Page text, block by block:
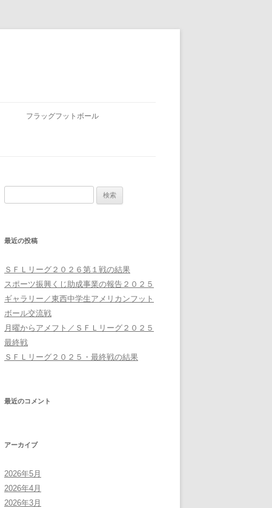
フラッグフットボール
最近の投稿
ＳＦＬリーグ２０２６第１戦の結果
スポーツ振興くじ助成事業の報告２０２５
ギャラリー／東西中学生アメリカンフット
ボール交流戦
月曜からアメフト／ＳＦＬリーグ２０２５
最終戦
ＳＦＬリーグ２０２５・最終戦の結果
最近のコメント
アーカイブ
2026年5月
2026年4月
2026年3月